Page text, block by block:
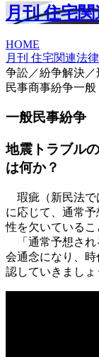
月刊 住宅
HOME
月刊 住宅関連法
争訟／紛争解決／
民事商事紛争一般
一般民事紛争
地震トラブル
は何か？
瑕疵（新民法で
に応じて、通常
性を欠いているこ
「通常予想され
会通念になり、
認していきましょ